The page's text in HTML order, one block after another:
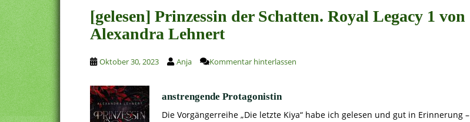
[gelesen] Prinzessin der Schatten. Royal Legacy 1 von
Alexandra Lehnert
Oktober 30, 2023 Anja Kommentar hinterlassen
anstrengende Protagonistin
Die Vorgängerreihe „Die letzte Kiya“ habe ich gelesen und gut in Erinnerung –